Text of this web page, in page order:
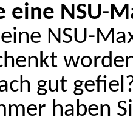
eine NSU-
NSU-
gut
haben